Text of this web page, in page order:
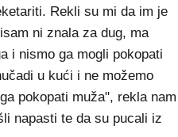
Rekli su mi da im je
ni znala za dug, ma
i nismo ga mogli pokopati
u kući i ne možemo
pokopati muža", rekla nam
napasti te da su pucali iz